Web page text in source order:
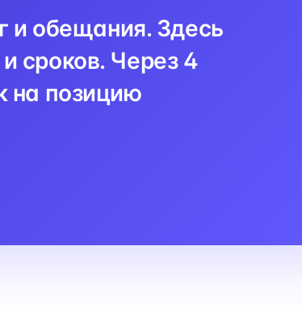
и обещания. Здесь
сроков. Через 4
на позицию